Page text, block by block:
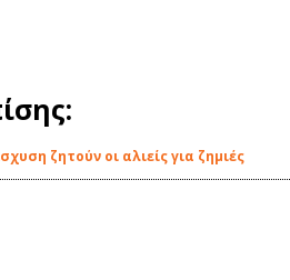
ζητούν οι αλιείς για ζημιές